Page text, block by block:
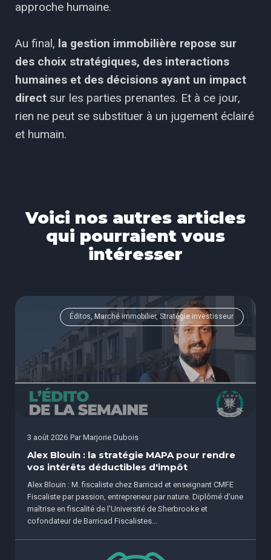
approche humaine.
Au final, la gestion immobilière repose sur
des choix stratégiques, des interactions
humaines et des décisions ayant un impact
direct sur les parties prenantes. Et à ce jour,
rien ne peut se substituer à un jugement éclairé
et humain.
Voici nos autres articles
qui pourraient vous
intéresser
Éditos, Marché immobilier, Stratégie investisseur
3 août 2026 Par Marjorie Dubois
Alex Blouin : la stratégie MAPA pour rendre
vos intérêts déductibles d'impôt
Alex Blouin : M. fiscaliste chez Barricad et enseignant CMFE
Fiscaliste par passion, entrepreneur par nature. Diplômé d'une
maîtrise en fiscalité de l'Université de Sherbrooke et
cofondateur de Barricad Fiscalistes...